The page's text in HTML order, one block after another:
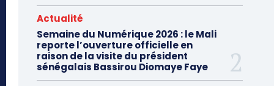
Actualité
Semaine du Numérique 2026 : le Mali
reporte l’ouverture officielle en
raison de la visite du président
sénégalais Bassirou Diomaye Faye